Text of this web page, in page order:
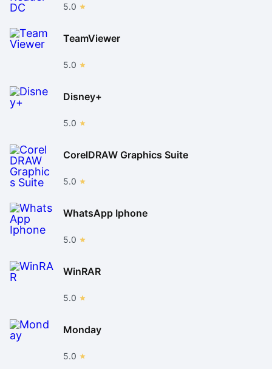
5.0
TeamViewer
5.0
Disney+
5.0
CorelDRAW Graphics Suite
5.0
WhatsApp Iphone
5.0
WinRAR
5.0
Monday
5.0